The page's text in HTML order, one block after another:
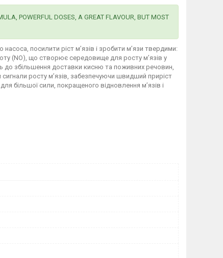
POWERFUL DOSES, A GREAT FLAVOUR, BUT MOST
посилити ріст м’язів і зробити м’язи твердими:
(NO), що створює середовище для росту м’язів у
до збільшення доставки кисню та поживних речовин,
сигнали росту м’язів, забезпечуючи швидший приріст
більшої сили, покращеного відновлення м’язів і